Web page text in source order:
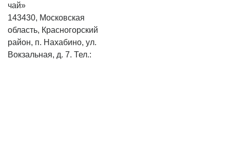
чай»
143430, Московская
область, Красногорский
район, п. Нахабино, ул.
Вокзальная, д. 7. Тел.: